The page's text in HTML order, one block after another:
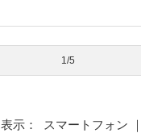
1/5
表示： スマートフォン ｜